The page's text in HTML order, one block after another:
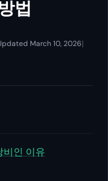
법
March 10, 2026|
비인 이유